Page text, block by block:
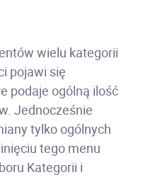
wielu kategorii
pojawi się
podaje ogólną ilość
Jednocześnie
tylko ogólnych
tego menu
Kategorii i